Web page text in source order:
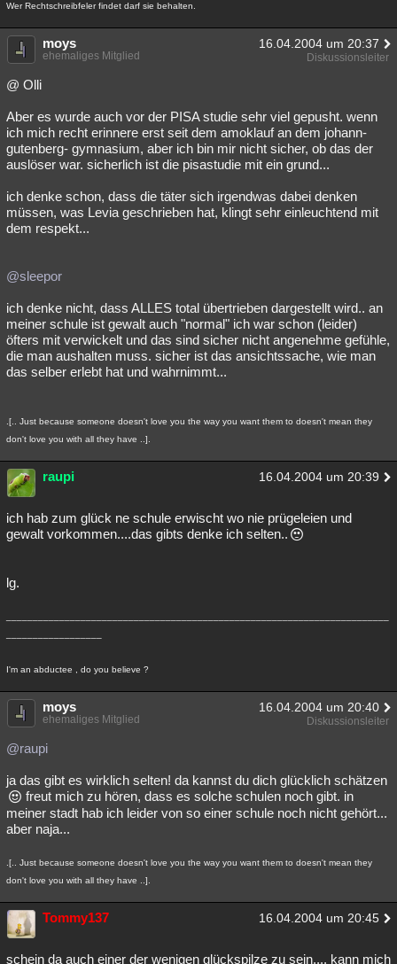
Wer Rechtschreibfeler findet darf sie behalten.
moys 16.04.2004 um 20:37
ehemaliges Mitglied Diskussionsleiter
@ Olli
Aber es wurde auch vor der PISA studie sehr viel gepusht. wenn
ich mich recht erinnere erst seit dem amoklauf an dem johann-
gutenberg- gymnasium, aber ich bin mir nicht sicher, ob das der
auslöser war. sicherlich ist die pisastudie mit ein grund...
ich denke schon, dass die täter sich irgendwas dabei denken
müssen, was Levia geschrieben hat, klingt sehr einleuchtend mit
dem respekt...
@sleepor
ich denke nicht, dass ALLES total übertrieben dargestellt wird.. an
meiner schule ist gewalt auch "normal" ich war schon (leider)
öfters mit verwickelt und das sind sicher nicht angenehme gefühle,
die man aushalten muss. sicher ist das ansichtssache, wie man
das selber erlebt hat und wahrnimmt...
.[.. Just because someone doesn't love you the way you want them to doesn't mean they
don't love you with all they have ..].
raupi 16.04.2004 um 20:39
ich hab zum glück ne schule erwischt wo nie prügeleien und
gewalt vorkommen....das gibts denke ich selten..
lg.
I'm an abductee , do you believe ?
moys 16.04.2004 um 20:40
ehemaliges Mitglied Diskussionsleiter
@raupi
ja das gibt es wirklich selten! da kannst du dich glücklich schätzen
freut mich zu hören, dass es solche schulen noch gibt. in
meiner stadt hab ich leider von so einer schule noch nicht gehört...
aber naja...
.[.. Just because someone doesn't love you the way you want them to doesn't mean they
don't love you with all they have ..].
Tommy137 16.04.2004 um 20:45
schein da auch einer der wenigen glückspilze zu sein.... kann mich